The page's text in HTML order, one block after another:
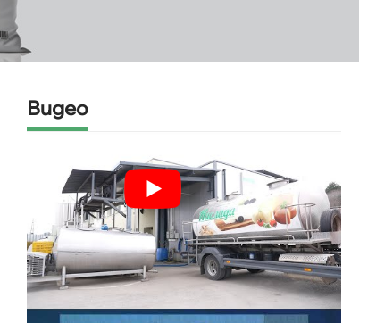
Видео